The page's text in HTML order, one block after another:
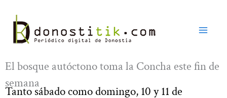
contenido
El bosque autóctono toma la Concha este fin de
semana
Tanto sábado como domingo, 10 y 11 de